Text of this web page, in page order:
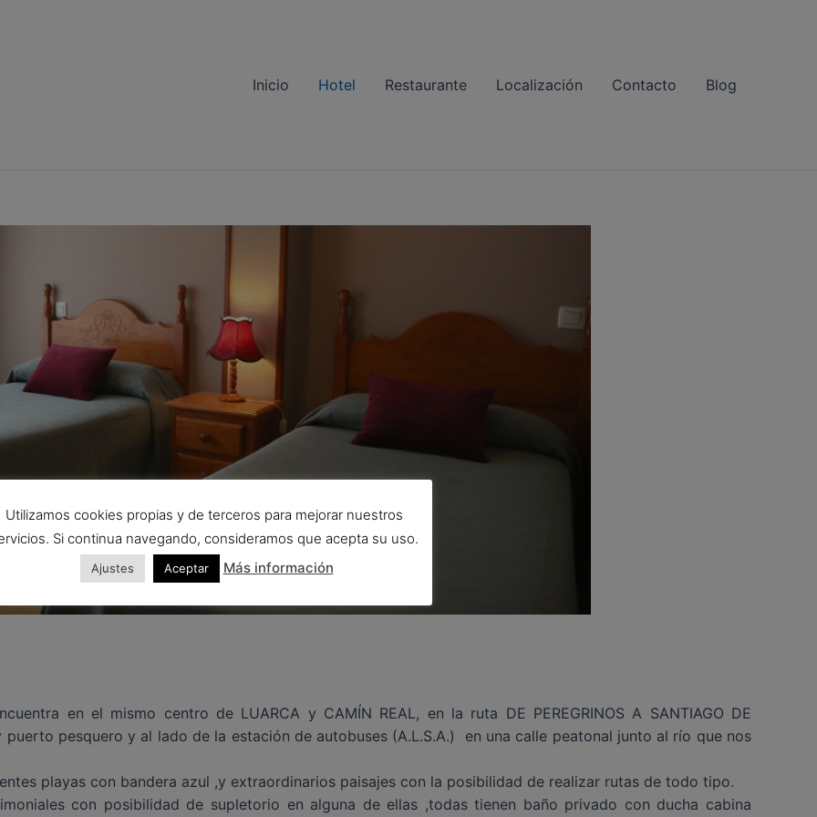
Inicio
Hotel Restaurante Localización Contacto Blog
en el mismo centro de LUARCA y CAMÍN REAL, en la ruta DE PEREGRINOS A SANTIAGO DE
pesquero y al lado de la estación de autobuses (A.L.S.A.) en una calle peatonal junto al río que nos
playas con bandera azul ,y extraordinarios paisajes con la posibilidad de realizar rutas de todo tipo.
con posibilidad de supletorio en alguna de ellas ,todas tienen baño privado con ducha cabina
Utilizamos cookies propias y de terceros para mejorar nuestros
Si continua navegando, consideramos que acepta su uso.
Ajustes Aceptar Más información